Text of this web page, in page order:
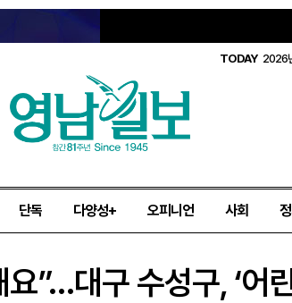
TODAY 2026
단독 다양성+ 오피니언 사회
”…대구 수성구, ‘어